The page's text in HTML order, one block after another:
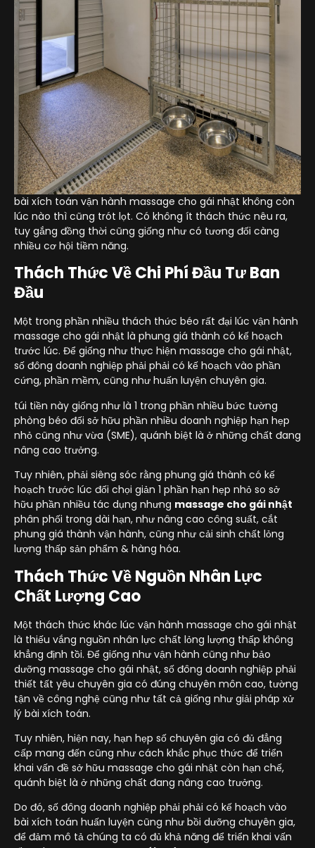
bài xích toán vận hành massage cho gái nhật không còn
lúc nào thì cũng trót lọt. Có không ít thách thức nêu ra,
tuy gắng đồng thời cũng giống như có tương đối càng
nhiều cơ hội tiềm năng.
Thách Thức Về Chi Phí Đầu Tư Ban
Đầu
Một trong phần nhiều thách thức béo rất đại lúc vận hành
massage cho gái nhật là phung giá thành có kế hoạch
trước lúc. Để giống như thực hiện massage cho gái nhật,
số đông doanh nghiệp phải phải có kế hoạch vào phần
cứng, phần mềm, cũng như huấn luyện chuyên gia.
túi tiền này giống như là 1 trong phần nhiều bức tường
phòng béo đối sở hữu phần nhiều doanh nghiệp hạn hẹp
nhỏ cũng như vừa (SME), quánh biệt là ở những chất đang
nâng cao trưởng.
Tuy nhiên, phải siêng sóc rằng phung giá thành có kế
hoạch trước lúc đối chọi giản 1 phần hạn hẹp nhỏ so sở
hữu phần nhiều tác dụng nhưng massage cho gái nhật
phân phối trong dài hạn, như nâng cao công suất, cắt
phung giá thành vận hành, cũng như cải sinh chất lỏng
lượng thấp sản phẩm & hàng hóa.
Thách Thức Về Nguồn Nhân Lực
Chất Lượng Cao
Một thách thức khác lúc vận hành massage cho gái nhật
là thiếu vắng nguồn nhân lực chất lỏng lượng thấp không
khẳng định tồi. Để giống như vận hành cũng như bảo
dưỡng massage cho gái nhật, số đông doanh nghiệp phải
thiết tất yêu chuyên gia có đúng chuyên môn cao, tường
tận về công nghệ cũng như tất cả giống như giải pháp xử
lý bài xích toán.
Tuy nhiên, hiện nay, hạn hẹp số chuyên gia có đủ đẳng
cấp mang đến cũng như cách khắc phục thức để triển
khai vấn đề sở hữu massage cho gái nhật còn hạn chế,
quánh biệt là ở những chất đang nâng cao trưởng.
Do đó, số đông doanh nghiệp phải phải có kế hoạch vào
bài xích toán huấn luyện cũng như bồi dưỡng chuyên gia,
để đảm mô tả chúng ta có đủ khả năng để triển khai vấn